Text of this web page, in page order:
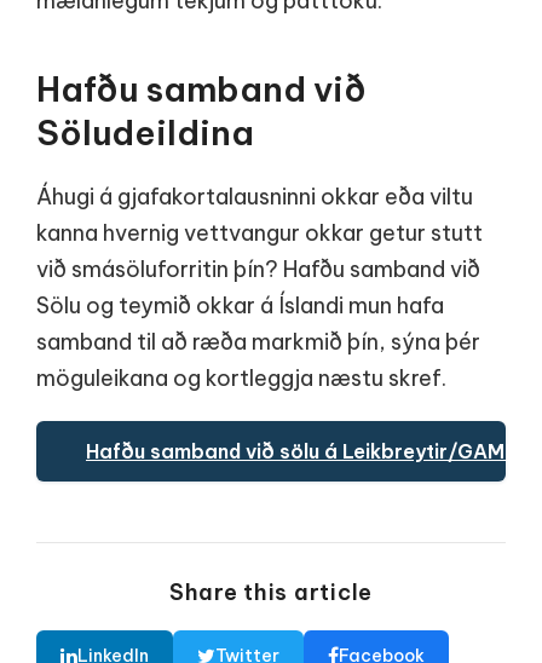
Hafðu samband við
Söludeildina
Áhugi á gjafakortalausninni okkar eða viltu
kanna hvernig vettvangur okkar getur stutt
við smásöluforritin þín? Hafðu samband við
Sölu og teymið okkar á Íslandi mun hafa
samband til að ræða markmið þín, sýna þér
möguleikana og kortleggja næstu skref.
Hafðu samband við sölu á Leikbreytir/
Share this article
LinkedIn Twitter Facebook